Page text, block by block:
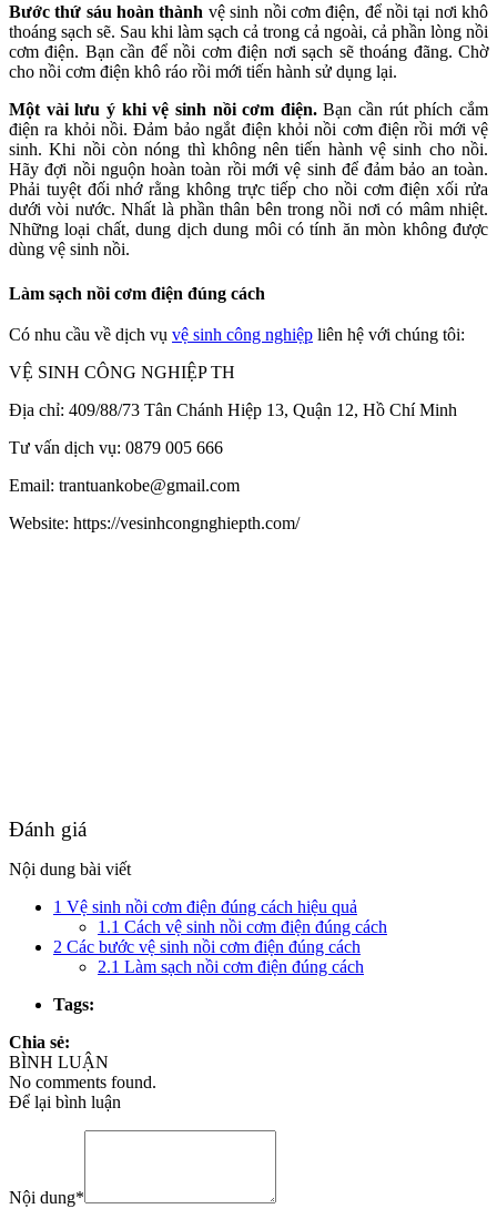
Bước thứ sáu hoàn thành vệ sinh nồi cơm điện, để nồi tại nơi khô
thoáng sạch sẽ. Sau khi làm sạch cả trong cả ngoài, cả phần lòng nồi
cơm điện. Bạn cần để nồi cơm điện nơi sạch sẽ thoáng đãng. Chờ
cho nồi cơm điện khô ráo rồi mới tiến hành sử dụng lại.
Một vài lưu ý khi vệ sinh nồi cơm điện.Bạn cần rút phích cắm
điện ra khỏi nồi. Đảm bảo ngắt điện khỏi nồi cơm điện rồi mới vệ
sinh. Khi nồi còn nóng thì không nên tiến hành vệ sinh cho nồi.
Hãy đợi nồi nguộn hoàn toàn rồi mới vệ sinh để đảm bảo an toàn.
Phải tuyệt đối nhớ rằng không trực tiếp cho nồi cơm điện xối rửa
dưới vòi nước. Nhất là phần thân bên trong nồi nơi có mâm nhiệt.
Những loại chất, dung dịch dung môi có tính ăn mòn không được
dùng vệ sinh nồi.
Làm sạch nồi cơm điện đúng cách
Có nhu cầu về dịch vụ vệ sinh công nghiệp liên hệ với chúng tôi:
VỆ SINH CÔNG NGHIỆP TH
Địa chỉ: 409/88/73 Tân Chánh Hiệp 13, Quận 12, Hồ Chí Minh
Tư vấn dịch vụ: 0879 005 666
Email: trantuankobe@gmail.com
Website: https://vesinhcongnghiepth.com/
Đánh giá
Nội dung bài viết
1 Vệ sinh nồi cơm điện đúng cách hiệu quả
1.1 Cách vệ sinh nồi cơm điện đúng cách
2 Các bước vệ sinh nồi cơm điện đúng cách
2.1 Làm sạch nồi cơm điện đúng cách
Tags:
Chia sẻ:
BÌNH LUẬN
No comments found.
Để lại bình luận
Nội dung*